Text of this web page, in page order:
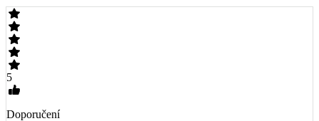
5
Doporučení